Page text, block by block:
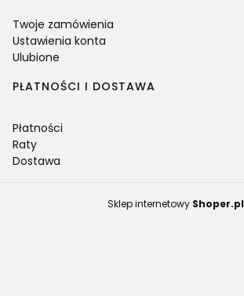
Twoje zamówienia
Ustawienia konta
Ulubione
PŁATNOŚCI I DOSTAWA
Płatności
Raty
Dostawa
Sklep internetowy Shoper.pl